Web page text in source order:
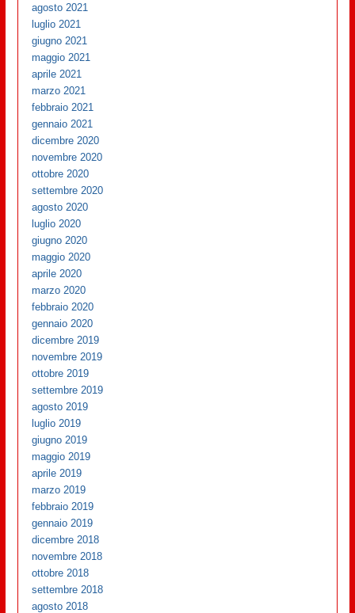
agosto 2021
luglio 2021
giugno 2021
maggio 2021
aprile 2021
marzo 2021
febbraio 2021
gennaio 2021
dicembre 2020
novembre 2020
ottobre 2020
settembre 2020
agosto 2020
luglio 2020
giugno 2020
maggio 2020
aprile 2020
marzo 2020
febbraio 2020
gennaio 2020
dicembre 2019
novembre 2019
ottobre 2019
settembre 2019
agosto 2019
luglio 2019
giugno 2019
maggio 2019
aprile 2019
marzo 2019
febbraio 2019
gennaio 2019
dicembre 2018
novembre 2018
ottobre 2018
settembre 2018
agosto 2018